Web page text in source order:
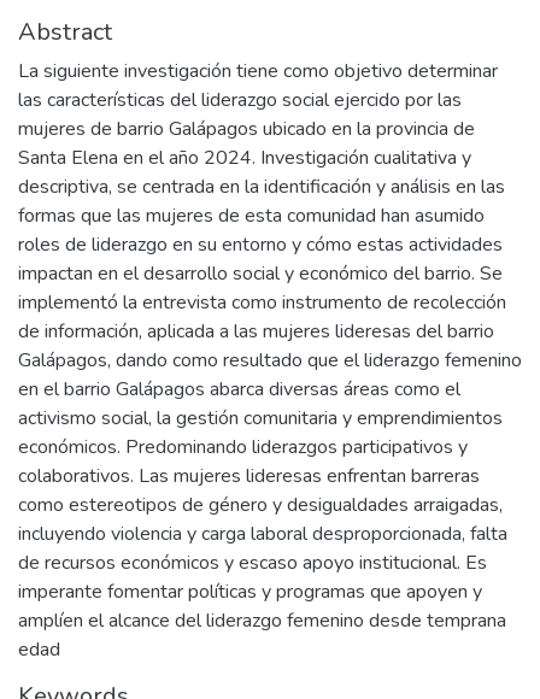
Abstract
La siguiente investigación tiene como objetivo determinar
las características del liderazgo social ejercido por las
mujeres de barrio Galápagos ubicado en la provincia de
Santa Elena en el año 2024. Investigación cualitativa y
descriptiva, se centrada en la identificación y análisis en las
formas que las mujeres de esta comunidad han asumido
roles de liderazgo en su entorno y cómo estas actividades
impactan en el desarrollo social y económico del barrio. Se
implementó la entrevista como instrumento de recolección
de información, aplicada a las mujeres lideresas del barrio
Galápagos, dando como resultado que el liderazgo femenino
en el barrio Galápagos abarca diversas áreas como el
activismo social, la gestión comunitaria y emprendimientos
económicos. Predominando liderazgos participativos y
colaborativos. Las mujeres lideresas enfrentan barreras
como estereotipos de género y desigualdades arraigadas,
incluyendo violencia y carga laboral desproporcionada, falta
de recursos económicos y escaso apoyo institucional. Es
imperante fomentar políticas y programas que apoyen y
amplíen el alcance del liderazgo femenino desde temprana
edad